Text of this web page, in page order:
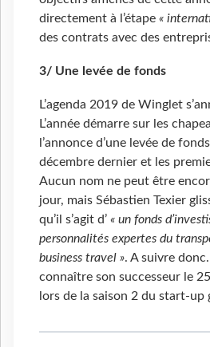
directement à l’étape «
des contrats avec des
3/ Une levée de fonds
L’agenda 2019 de Winglet
L’année démarre sur les
l’annonce d’une levée de
décembre dernier et les
Aucun nom ne peut être
jour, mais Sébastien Texier
qu’il s’agit d’ « un fonds
personnalités expertes du
business travel ». A suivre
connaître son successeur le
lors de la saison 2 du start-up